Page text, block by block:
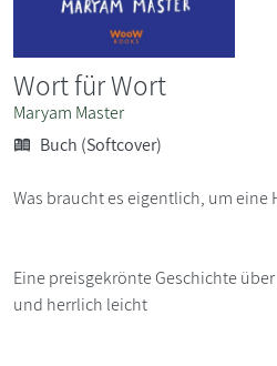
Wort für Wort
Maryam Master
Buch (Softcover)
Was braucht es eigentlich, um eine
Eine preisgekrönte Geschichte
und herrlich leicht